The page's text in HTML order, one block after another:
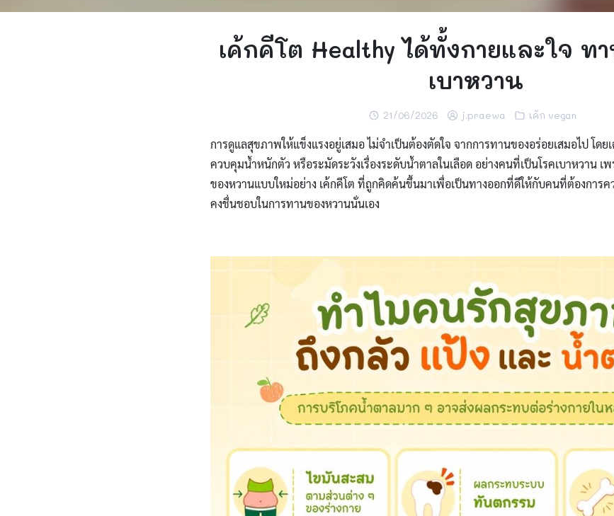
เค้กคีโต Healthy ได้ทั้งกายและใจ ท
เบาหวาน
21/06/2026 j.praewa เค้ก vegan
การดูแลสุขภาพให้แข็งแรงอยู่เสมอ ไม่จำเป็นต้องตัดใจ จากการทานของอร่อยเสมอไป โด
ควบคุมน้ำหนักตัว หรือระมัดระวังเรื่องระดับน้ำตาลในเลือด อย่างคนที่เป็นโรคเบาหวาน เ
ของหวานแบบใหม่อย่าง เค้กคีโต ที่ถูกคิดค้นขึ้นมาเพื่อเป็นทางออกที่ดีให้กับคนที่ต้องการ
คงชื่นชอบในการทานของหวานนั่นเอง